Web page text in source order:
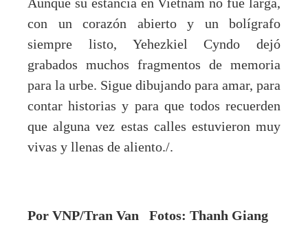
Aunque su estancia en Vietnam no fue larga,
con un corazón abierto y un bolígrafo
siempre listo, Yehezkiel Cyndo dejó
grabados muchos fragmentos de memoria
para la urbe. Sigue dibujando para amar, para
contar historias y para que todos recuerden
que alguna vez estas calles estuvieron muy
vivas y llenas de aliento./.
Por VNP/Tran Van Fotos: Thanh Giang